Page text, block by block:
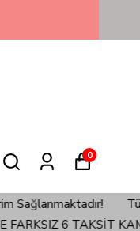
0
EN İyi Hobi
KAMPANYASI!